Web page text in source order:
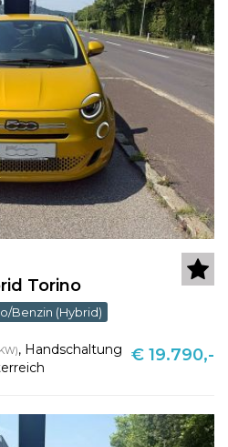
Torino
Benzin (Hybrid)
, Handschaltung
€ 19.790,-